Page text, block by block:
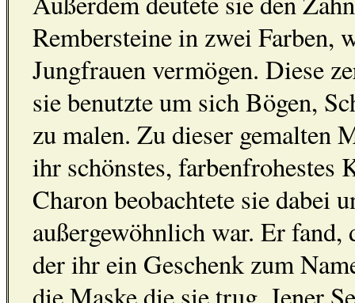
Rembersteine in zwei Farben,
Jungfrauen vermögen. Diese
sie benutzte um sich Bögen,
zu malen. Zu dieser gemalten
ihr schönstes, farbenfrohestes
Charon beobachtete sie dabei
außergewöhnlich war. Er fand,
der ihr ein Geschenk zum